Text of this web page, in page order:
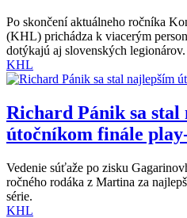
Po skončení aktuálneho ročníka
(KHL) prichádza k viacerým
dotýkajú aj slovenských legionárov.
KHL
Richard Pánik sa stal
útočníkom finále
Vedenie súťaže po zisku
ročného rodáka z Martina za
série.
KHL